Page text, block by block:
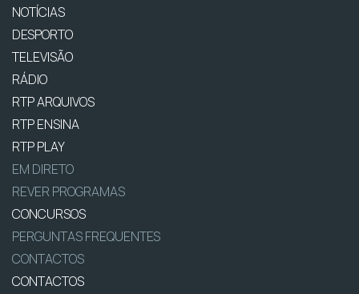
NOTÍCIAS
DESPORTO
TELEVISÃO
RÁDIO
RTP ARQUIVOS
RTP ENSINA
RTP PLAY
EM DIRETO
REVER PROGRAMAS
CONCURSOS
PERGUNTAS FREQUENTES
CONTACTOS
CONTACTOS